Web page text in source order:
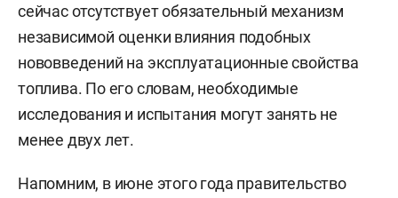
сейчас отсутствует обязательный механизм
независимой оценки влияния подобных
нововведений на эксплуатационные свойства
топлива. По его словам, необходимые
исследования и испытания могут занять не
менее двух лет.
Напомним, в июне этого года правительство